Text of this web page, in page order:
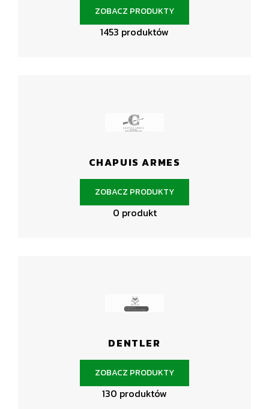
1453 produktów
ZOBACZ PRODUKTY
CHAPUIS ARMES
0 produkt
ZOBACZ PRODUKTY
DENTLER
130 produktów
ZOBACZ PRODUKTY